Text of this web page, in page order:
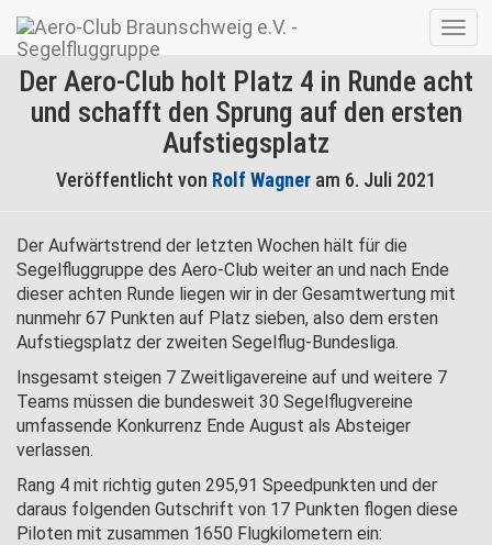
Der Aero-Club holt Platz 4 in Runde acht
und schafft den Sprung auf den ersten
Aufstiegsplatz
Veröffentlicht von Rolf Wagner am 6. Juli 2021
Der Aufwärtstrend der letzten Wochen hält für die
Segelfluggruppe des Aero-Club weiter an und nach Ende
dieser achten Runde liegen wir in der Gesamtwertung mit
nunmehr 67 Punkten auf Platz sieben, also dem ersten
Aufstiegsplatz der zweiten Segelflug-Bundesliga.
Insgesamt steigen 7 Zweitligavereine auf und weitere 7
Teams müssen die bundesweit 30 Segelflugvereine
umfassende Konkurrenz Ende August als Absteiger
verlassen.
Rang 4 mit richtig guten 295,91 Speedpunkten und der
daraus folgenden Gutschrift von 17 Punkten flogen diese
Piloten mit zusammen 1650 Flugkilometern ein: